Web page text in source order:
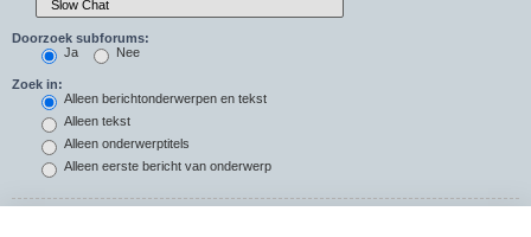
Doorzoek subforums:
Ja
Nee
Zoek in:
Alleen berichtonderwerpen en tekst
Alleen tekst
Alleen onderwerptitels
Alleen eerste bericht van onderwerp